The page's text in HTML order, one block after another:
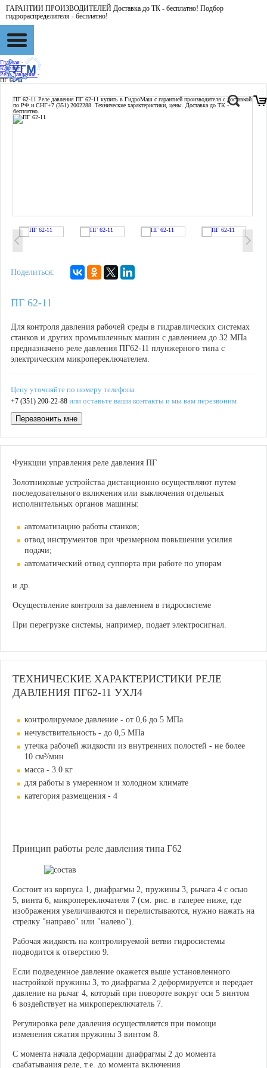
ГАРАНТИИ ПРОИЗВОДИТЕЛЕЙ Доставка до ТК - бесплатно! Подбор
гидрораспределителя - бесплатно!
Главная -
Каталог -
Реле давления -
ПГ 62-11
ПГ 62-11 Реле давления ПГ 62-11 купить в ГидроМаш с гарантией производителя с доставкой
по РФ и СНГ+7 (351) 2002288. Технические характеристики, цены. Доставка до ТК -
бесплатно.
Поделиться:
ПГ 62-11
Для контроля давления рабочей среды в гидравлических системах
станков и других промышленных машин с давлением до 32 МПа
предназначено реле давления ПГ62-11 плунжерного типа с
электрическим микропереключателем.
Цену уточняйте по номеру телефона
+7 (351) 200-22-88 или оставьте ваши контакты и мы вам перезвоним
Перезвонить мне
Функции управления реле давления ПГ
Золотниковые устройства дистанционно осуществляют путем
последовательного включения или выключения отдельных
исполнительных органов машины:
автоматизацию работы станков;
отвод инструментов при чрезмерном повышении усилия
подачи;
автоматический отвод суппорта при работе по упорам
и др.
Осуществление контроля за давлением в гидросистеме
При перегрузке системы, например, подает электросигнал.
ТЕХНИЧЕСКИЕ ХАРАКТЕРИСТИКИ РЕЛЕ
ДАВЛЕНИЯ ПГ62-11 УХЛ4
контролируемое давление - от 0,6 до 5 МПа
нечувствительность - до 0,5 МПа
утечка рабочей жидкости из внутренних полостей - не более
10 см³/мин
масса - 3.0 кг
для работы в умеренном и холодном климате
категория размещения - 4
Принцип работы реле давления типа Г62
Состоит из корпуса 1, диафрагмы 2, пружины 3, рычага 4 с осью
5, винта 6, микропереключателя 7 (см. рис. в галерее ниже, где
изображения увеличиваются и перелистываются, нужно нажать на
стрелку "направо" или "налево").
Рабочая жидкость на контролируемой ветви гидросистемы
подводится к отверстию 9.
Если подведенное давление окажется выше установленного
настройкой пружины 3, то диафрагма 2 деформируется и передает
давление на рычаг 4, который при повороте вокруг оси 5 винтом
6 воздействует на микропереключатель 7.
Регулировка реле давления осуществляется при помощи
изменения сжатия пружины 3 винтом 8.
С момента начала деформации диафрагмы 2 до момента
срабатывания реле, т.е. до момента включения